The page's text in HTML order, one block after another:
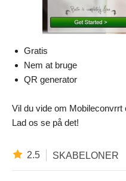
Gratis
Nem at bruge
QR generator
Vil du vide om Mobileconvrrt
Lad os se på det!
2.5 SKABELONER